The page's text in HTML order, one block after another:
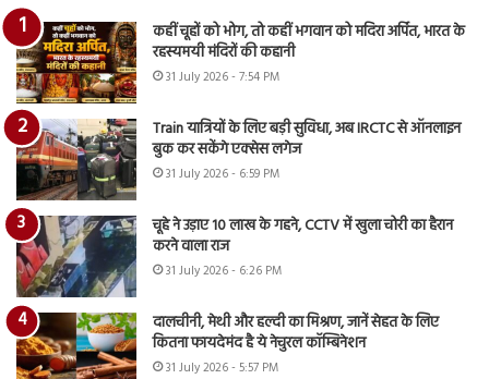
कहीं चूहों को भोग, तो कहीं भगवान को मदिरा अर्पित, भारत के
रहस्यमयी मंदिरों की कहानी
31 July 2026 - 7:54 PM
Train यात्रियों के लिए बड़ी सुविधा, अब IRCTC से ऑनलाइन
बुक कर सकेंगे एक्सेस लगेज
31 July 2026 - 6:59 PM
चूहे ने उड़ाए 10 लाख के गहने, CCTV में खुला चोरी का हैरान
करने वाला राज
31 July 2026 - 6:26 PM
दालचीनी, मेथी और हल्दी का मिश्रण, जानें सेहत के लिए
कितना फायदेमंद है ये नेचुरल कॉम्बिनेशन
31 July 2026 - 5:57 PM